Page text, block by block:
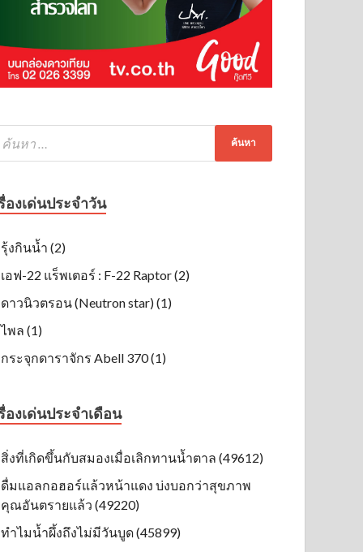
องเด่นประจำวัน
รุ้งกินน้ำ (2)
เอฟ-22 แร็พเตอร์ : F-22 Raptor (2)
ดาวนิวตรอน (Neutron star) (1)
ไพล (1)
กระจุกดาราจักร Abell 370 (1)
องเด่นประจำเดือน
สิ่งที่เกิดขึ้นกับสมองเมื่อเลิกทานน้ำตาล (49612)
ดื่มแอลกอฮอร์แล้วหน้าแดง บ่งบอกว่าสุขภาพ
คุณอันตรายแล้ว (49220)
ทำไมน้ำผึ้งถึงไม่มีวันบูด (45899)